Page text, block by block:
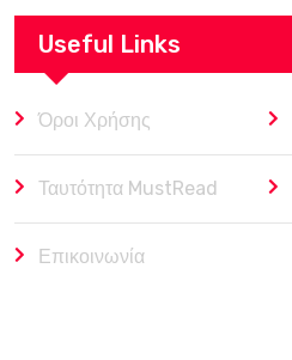
Useful Links
Όροι Χρήσης
Ταυτότητα MustRead
Επικοινωνία